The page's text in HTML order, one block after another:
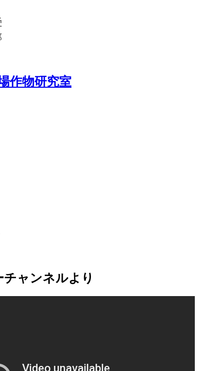
ャンネルより